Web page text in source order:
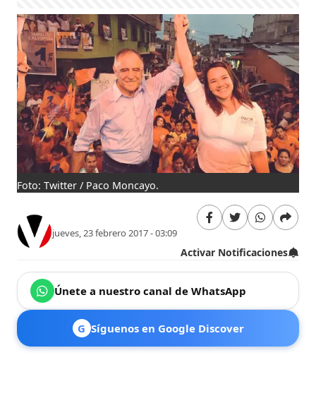
Foto: Twitter / Paco Moncayo.
jueves, 23 febrero 2017 - 03:09
Activar Notificaciones
Únete a nuestro canal de WhatsApp
G Síguenos en Google Discover